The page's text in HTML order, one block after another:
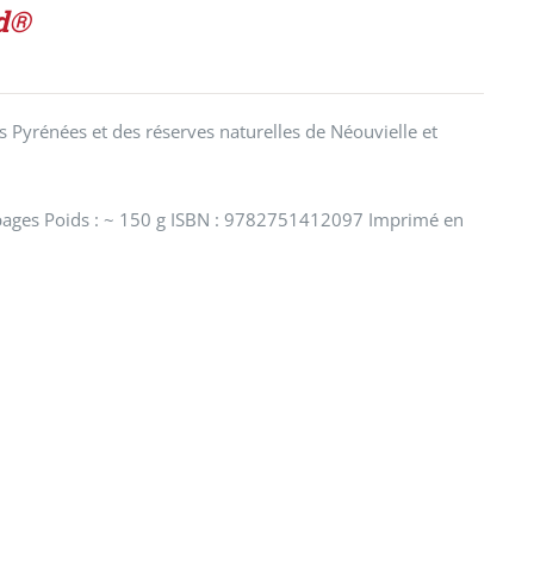
et des réserves naturelles de Néouvielle et
Poids : ~ 150 g ISBN : 9782751412097 Imprimé en